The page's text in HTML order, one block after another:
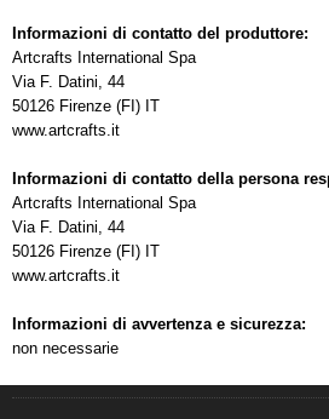
Informazioni di contatto del produttore:
Artcrafts International Spa
Via F. Datini, 44
50126 Firenze (FI) IT
www.artcrafts.it
Informazioni di contatto della persona
Artcrafts International Spa
Via F. Datini, 44
50126 Firenze (FI) IT
www.artcrafts.it
Informazioni di avvertenza e sicurezza:
non necessarie